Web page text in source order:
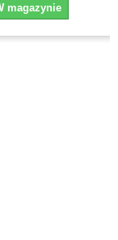
magazynie